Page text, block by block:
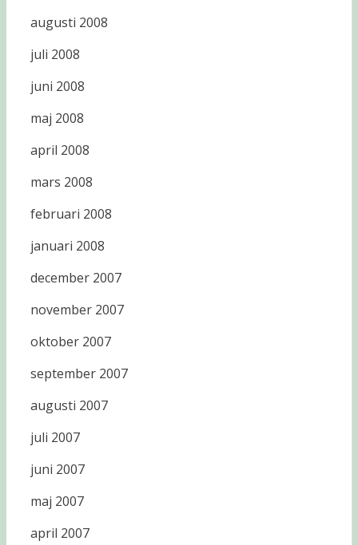
augusti 2008
juli 2008
juni 2008
maj 2008
april 2008
mars 2008
februari 2008
januari 2008
december 2007
november 2007
oktober 2007
september 2007
augusti 2007
juli 2007
juni 2007
maj 2007
april 2007